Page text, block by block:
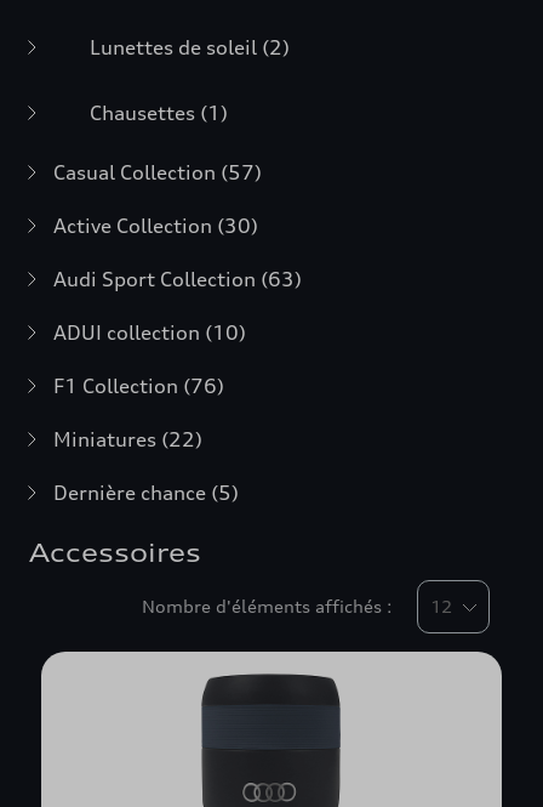
Lunettes de soleil (2)
Chausettes (1)
Casual Collection (57)
Active Collection (30)
Audi Sport Collection (63)
ADUI collection (10)
F1 Collection (76)
Miniatures (22)
Dernière chance (5)
Accessoires
Nombre d'éléments affichés :